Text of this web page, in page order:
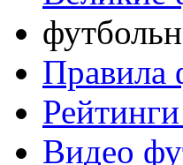
Правила
Видео